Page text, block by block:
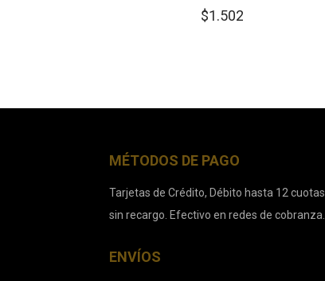
$1.502
MÉTODOS DE PAGO
Tarjetas de Crédito, Débito hasta 12 cuotas
sin recargo. Efectivo en redes de cobranza.
ENVÍOS